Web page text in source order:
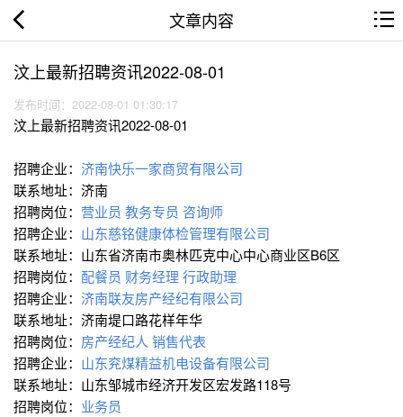
文章内容
汶上最新招聘资讯2022-08-01
发布时间：2022-08-01 01:30:17
汶上最新招聘资讯2022-08-01
招聘企业： 济南快乐一家商贸有限公司
联系地址：济南
招聘岗位： 营业员 教务专员 咨询师
招聘企业： 山东慈铭健康体检管理有限公司
联系地址：山东省济南市奥林匹克中心中心商业区B6区
招聘岗位： 配餐员 财务经理 行政助理
招聘企业： 济南联友房产经纪有限公司
联系地址：济南堤口路花样年华
招聘岗位： 房产经纪人 销售代表
招聘企业： 山东兖煤精益机电设备有限公司
联系地址：山东邹城市经济开发区宏发路118号
招聘岗位： 业务员